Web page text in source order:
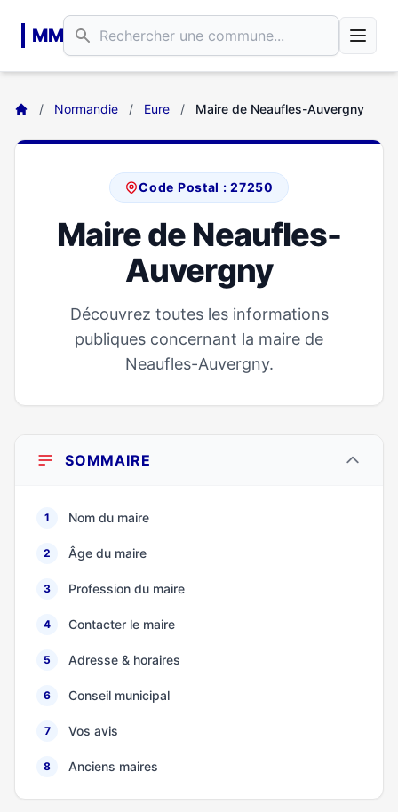
MM
/ Normandie / Eure / Maire de Neaufles-Auvergny
Code Postal : 27250
Maire de Neaufles-
Auvergny
Découvrez toutes les informations
publiques concernant la maire de
Neaufles-Auvergny.
SOMMAIRE
1 Nom du maire
2 Âge du maire
3 Profession du maire
4 Contacter le maire
5 Adresse & horaires
6 Conseil municipal
7 Vos avis
8 Anciens maires